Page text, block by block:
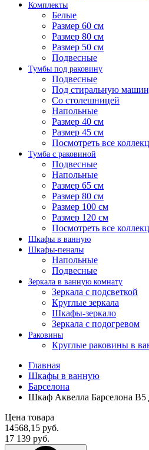
Комплекты
Белые
Размер 60 см
Размер 80 см
Размер 50 см
Подвесные
Тумбы под раковину
Подвесные
Под стиральную
Со столешницей
Напольные
Размер 40 см
Размер 45 см
Посмотреть все
Тумба с раковиной
Подвесные
Напольные
Размер 65 см
Размер 80 см
Размер 100 см
Размер 120 см
Посмотреть все
Шкафы в ванную
Шкафы-пеналы
Напольные
Подвесные
Зеркала в ванную комнату
Зеркала с подсветкой
Круглые зеркала
Шкафы-зеркало
Зеркала с подогревом
Раковины
Круглые раковины в
Главная
Шкафы в ванную
Барселона
Шкаф Аквелла Барселона В5
Цена товара
14568,15 руб.
17 139 руб.